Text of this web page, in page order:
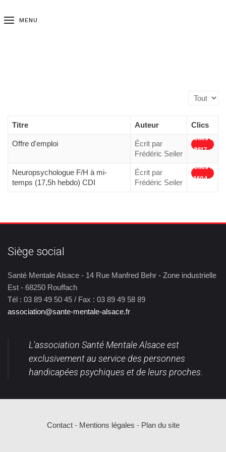
MENU
Affichage #
Titre Auteur Clics
Offre d'emploi
Écrit par
Frédéric Seiler
Clics :
8617
Neuropsychologue F/H à mi-
temps (17,5h hebdo) CDI
Écrit par
Frédéric Seiler
Clics :
1604
Siège social
Santé Mentale Alsace - 14 Rue Manfred Behr - Zone industrielle
Est - 68250 Rouffach
Tél : 03 89 49 50 45 / Fax : 03 89 49 58 89
association@sante-mentale-alsace.fr
L'association Santé Mentale Alsace est
exclusivement au service des personnes
handicapées psychiques et de leurs proches.
Contact- Mentions légales - Plan du site